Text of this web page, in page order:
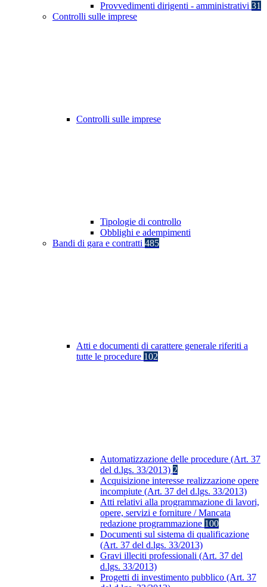
Provvedimenti dirigenti - amministrativi 31
Controlli sulle imprese
Controlli sulle imprese
Tipologie di controllo
Obblighi e adempimenti
Bandi di gara e contratti 485
Atti e documenti di carattere generale riferiti a
tutte le procedure 102
Automatizzazione delle procedure (Art. 37
del d.lgs. 33/2013) 2
Acquisizione interesse realizzazione opere
incompiute (Art. 37 del d.lgs. 33/2013)
Atti relativi alla programmazione di lavori,
opere, servizi e forniture / Mancata
redazione programmazione 100
Documenti sul sistema di qualificazione
(Art. 37 del d.lgs. 33/2013)
Gravi illeciti professionali (Art. 37 del
d.lgs. 33/2013)
Progetti di investimento pubblico (Art. 37